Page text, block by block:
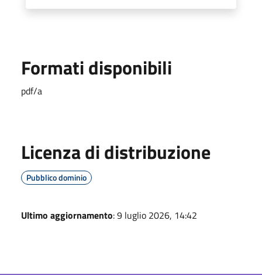
Formati disponibili
pdf/a
Licenza di distribuzione
Pubblico dominio
Ultimo aggiornamento: 9 luglio 2026, 14:42